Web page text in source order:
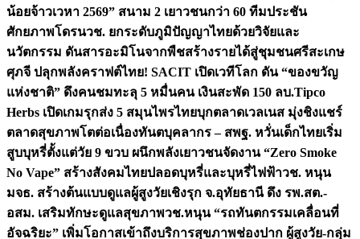
น้อยจ้าวเวหา 2569” สนาม 2 เยาวชนกว่า 60 ทีมประชัน
ศักยภาพโดรนวช. ยกระดับภูมิปัญญาไทยด้วยวิจัยและ
นวัตกรรม ดันสารอะมิโนจากพืชสร้างรายได้สู่ชุมชนศรีสะเกษ
ศุภจี ปลุกพลังคราฟต์ไทย! SACIT เปิดเวทีโลก ดัน “ของขวัญ
แห่งชาติ” ดึงคนชมทะลุ 5 หมื่นคน เงินสะพัด 150 ลบ.Tipco
Herbs เปิดเกมรุกส่ง 5 สมุนไพรไทยบุกตลาดเวลเนส มุ่งชิงแชร์
ตลาดสุขภาพโตต่อเนื่องทันตบุคลากร – สพฐ. หวั่นเด็กไทยเริ่ม
สูบบุหรี่ตั้งแต่วัย 9 ขวบ ผนึกพลังเยาวชนจัดงาน “Zero Smoke
No Vape” สร้างสังคมไทยปลอดบุหรี่และบุหรี่ไฟฟ้าวช. หนุน
มจธ. สร้างต้นแบบดูแลผู้สูงวัยเชิงรุก จ.อุทัยธานี ดึง รพ.สต.-
อสม. เสริมทักษะดูแลสุขภาพวช.หนุน “รถทันตกรรมเคลื่อนที่
อัจฉริยะ” เพิ่มโอกาสเข้าถึงบริการสุขภาพช่องปาก ผู้สูงวัย-กลุ่ม